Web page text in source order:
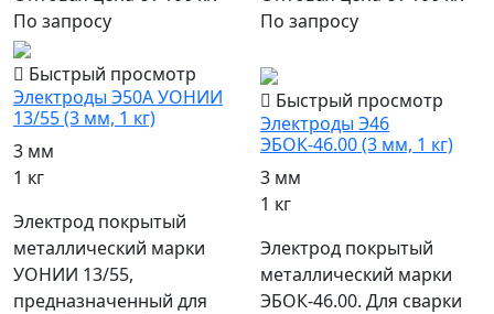
По запросу
По запросу
Быстрый просмотр
Электроды Э50А УОНИИ
13/55 (3 мм, 1 кг)
3 мм
1 кг
Электрод покрытый
металлический марки
УОНИИ 13/55,
предназначенный для
Быстрый просмотр
Электроды Э46
ЭБОК-46.00 (3 мм, 1 кг)
3 мм
1 кг
Электрод покрытый
металлический марки
ЭБОК-46.00. Для сварки